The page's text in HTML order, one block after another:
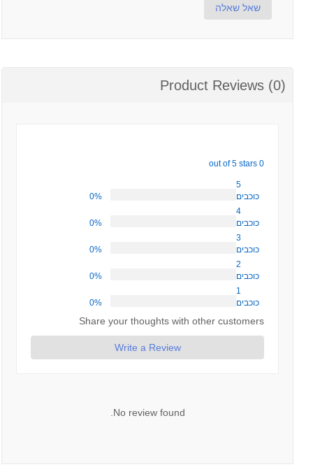
שאל שאלה
Product Reviews (0)
0 out of 5 stars
5
כוכבים
0%
4
כוכבים
0%
3
כוכבים
0%
2
כוכבים
0%
1
כוכבים
0%
Share your thoughts with other customers
Write a Review
No review found.